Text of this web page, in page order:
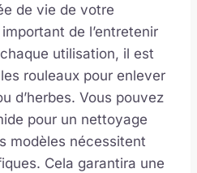
de vie de votre
de l’entretenir
utilisation, il est
rouleaux pour enlever
d’herbes. Vous pouvez
pour un nettoyage
modèles nécessitent
Cela garantira une